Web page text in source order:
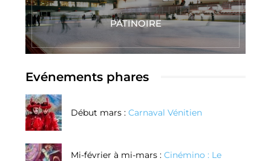
PATINOIRE
Evénements phares
Début mars : Carnaval Vénitien
Mi-février à mi-mars : Cinémino : Le